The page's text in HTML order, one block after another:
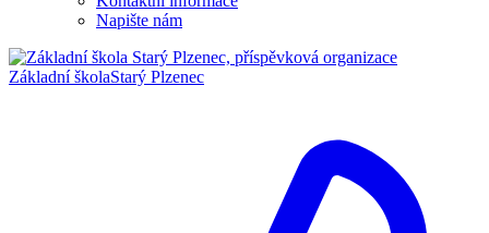
Napište nám
Základní školaStarý Plzenec